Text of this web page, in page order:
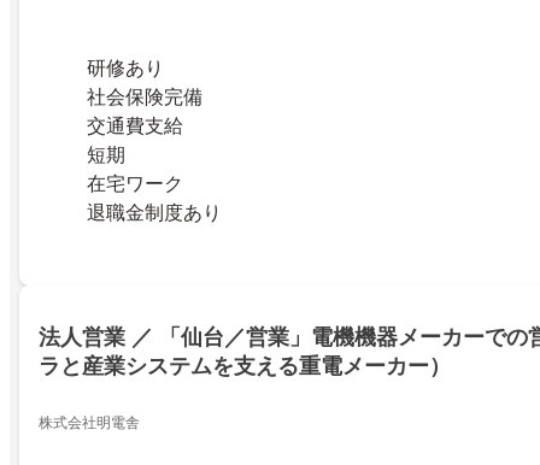
研修あり
社会保険完備
交通費支給
短期
在宅ワーク
退職金制度あり
法人営業 ／ 「仙台／営業」電機機器メーカーでの
ラと産業システムを支える重電メーカー）
株式会社明電舎